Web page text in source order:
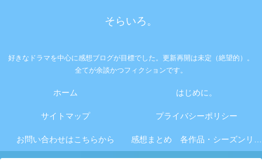
そらいろ。
好きなドラマを中心に感想ブログが目標でした。更新再開は未定（絶望的）。
全てが余談かつフィクションです。
ホーム はじめに。
サイトマップ プライバシーポリシー
お問い合わせはこちらから 感想まとめ 各作品・シーズンリンク集